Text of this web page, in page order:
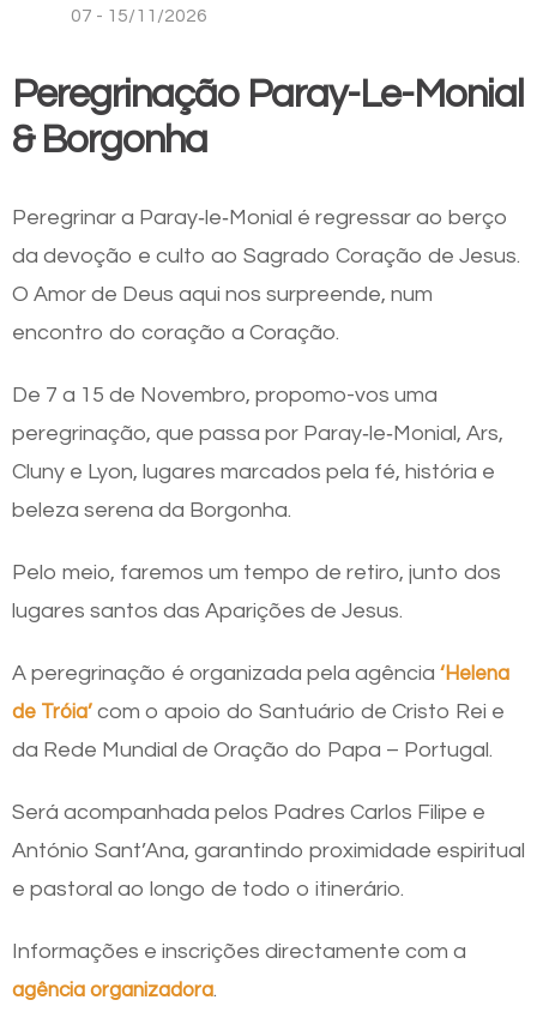
07 - 15/11/2026
Peregrinação Paray-Le-Monial
& Borgonha
Peregrinar a Paray‑le‑Monial é regressar ao berço
da devoção e culto ao Sagrado Coração de Jesus.
O Amor de Deus aqui nos surpreende, num
encontro do coração a Coração.
De 7 a 15 de Novembro, propomo-vos uma
peregrinação, que passa por Paray‑le‑Monial, Ars,
Cluny e Lyon, lugares marcados pela fé, história e
beleza serena da Borgonha.
Pelo meio, faremos um tempo de retiro, junto dos
lugares santos das Aparições de Jesus.
A peregrinação é organizada pela agência ‘Helena
de Tróia’ com o apoio do Santuário de Cristo Rei e
da Rede Mundial de Oração do Papa – Portugal.
Será acompanhada pelos Padres Carlos Filipe e
António Sant’Ana, garantindo proximidade espiritual
e pastoral ao longo de todo o itinerário.
Informações e inscrições directamente com a
agência organizadora.